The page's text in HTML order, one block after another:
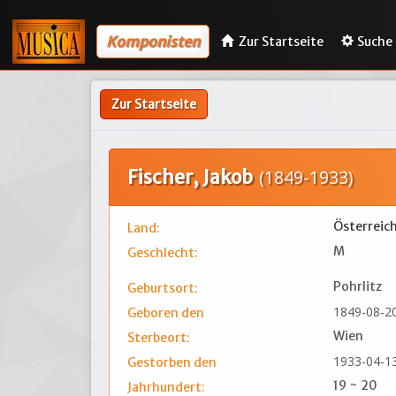
Komponisten Zur Startseite Suche
Zur Startseite
Fischer, Jakob (1849-1933)
Land:
Österreich
Geschlecht:
M
Geburtsort:
Pohrlitz
Geboren den
1849-08-
Sterbeort:
Wien
Gestorben den
1933-04-
Jahrhundert: 19 ~ 20